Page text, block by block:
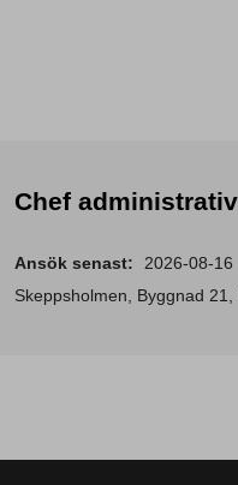
Chef
Ansök senast
2026-08-16
Skeppsholmen, Byggnad